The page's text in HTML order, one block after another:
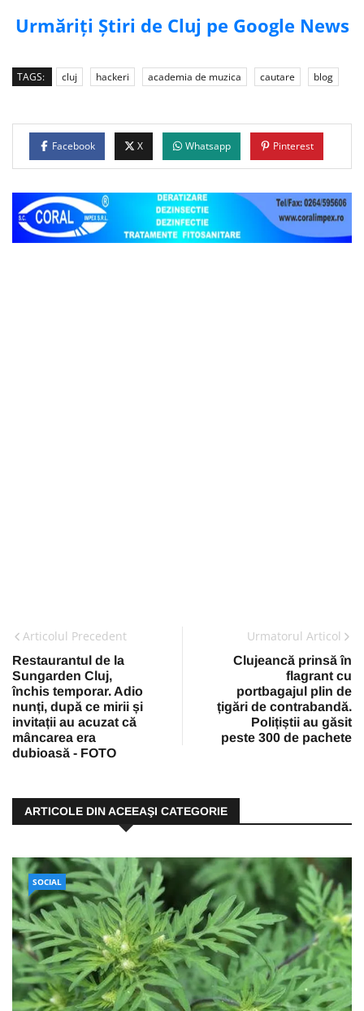
Urmăriți Știri de Cluj pe Google News
TAGS: cluj hackeri academia de muzica cautare blog
Facebook X Whatsapp Pinterest
Articolul Precedent
Restaurantul de la
Sungarden Cluj,
închis temporar. Adio
nunți, după ce mirii și
invitații au acuzat că
mâncarea era
dubioasă - FOTO
Urmatorul Articol
Clujeancă prinsă în
flagrant cu
portbagajul plin de
țigări de contrabandă.
Polițiștii au găsit
peste 300 de pachete
ARTICOLE DIN ACEEAŞI CATEGORIE
SOCIAL